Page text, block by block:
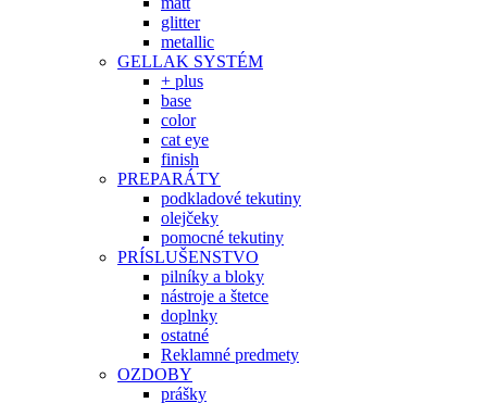
glitter
metallic
GELLAK SYSTÉM
+ plus
base
color
cat eye
finish
PREPARÁTY
podkladové tekutiny
olejčeky
pomocné tekutiny
PRÍSLUŠENSTVO
pilníky a bloky
nástroje a štetce
doplnky
ostatné
Reklamné predmety
OZDOBY
prášky